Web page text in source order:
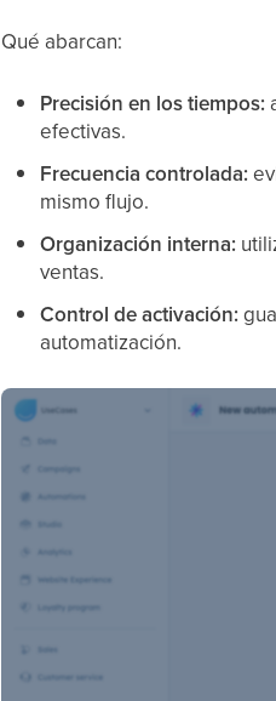
Qué abarcan:
Precisión en los tiempos:
efectivas.
Frecuencia controlada:
mismo flujo.
Organización interna:
ventas.
Control de activación:
automatización.